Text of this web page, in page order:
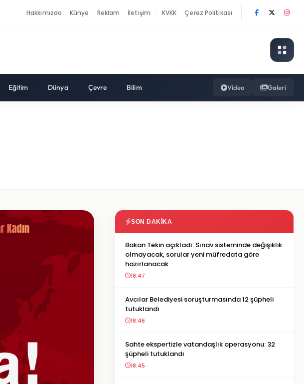
Hakkımızda Künye Reklam İletişim KVKK Çerez Politikası
Eğitim Dünya Çevre Bilim Video Galeri
SON DAKIKA
Bakan Tekin açıkladı: Sınav sisteminde değişiklik
olmayacak, sorular yeni müfredata göre
hazırlanacak
18:47
Avcılar Belediyesi soruşturmasında 12 şüpheli
tutuklandı
18:46
Sahte ekspertizle vatandaşlık operasyonu: 32
şüpheli tutuklandı
18:45